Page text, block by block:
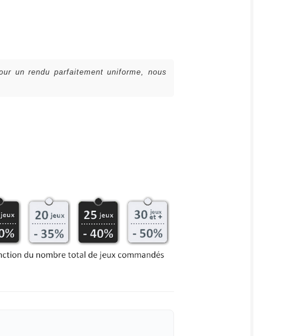
un rendu parfaitement uniforme, nous